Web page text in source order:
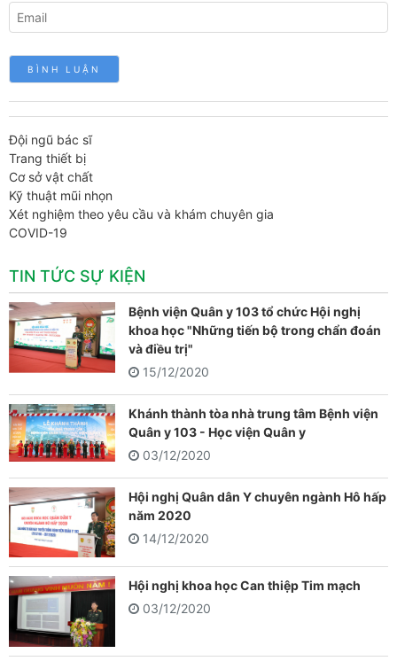
Đội ngũ bác sĩ
Trang thiết bị
Cơ sở vật chất
Kỹ thuật mũi nhọn
Xét nghiệm theo yêu cầu và khám chuyên gia
COVID-19
TIN TỨC SỰ KIỆN
Bệnh viện Quân y 103 tổ chức Hội nghị
khoa học "Những tiến bộ trong chẩn đoán
và điều trị"
15/12/2020
Khánh thành tòa nhà trung tâm Bệnh viện
Quân y 103 - Học viện Quân y
03/12/2020
Hội nghị Quân dân Y chuyên ngành Hô hấp
năm 2020
14/12/2020
Hội nghị khoa học Can thiệp Tim mạch
03/12/2020